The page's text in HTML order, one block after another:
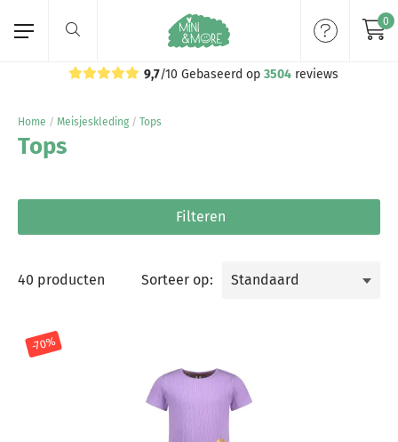
9,7/10 Gebaseerd op 3504 reviews
0
Home
Meisjeskleding
Jongenskleding
Volg ons:
Home / Meisjeskleding / Tops
Tops
Filteren
40 producten Sorteer op:
-70%